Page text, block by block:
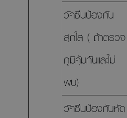
วัคซีนป้องกัน
สุกใส ( ถ้าตรวจ
ภูมิคุ้มกันและไม่
พบ)
วัคซีนป้องกันหัด